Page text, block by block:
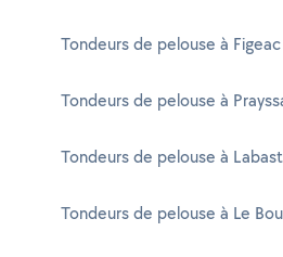
Tondeurs de pelouse à Figeac
Tondeurs de pelouse à
Tondeurs de pelouse à
Tondeurs de pelouse à Le